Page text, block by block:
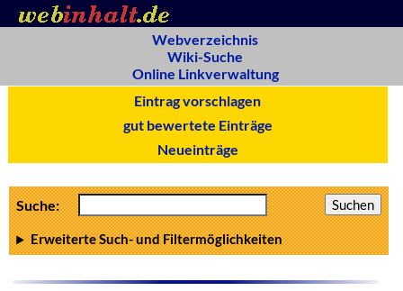
Webverzeichnis
Wiki-Suche
Online Linkverwaltung
Eintrag vorschlagen
gut bewertete Einträge
Neueinträge
Suche:
Erweiterte Such- und Filtermöglichkeiten